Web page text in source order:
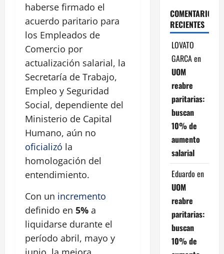
haberse firmado el
acuerdo paritario para
los Empleados de
Comercio por
actualización salarial, la
Secretaría de Trabajo,
Empleo y Seguridad
Social, dependiente del
Ministerio de Capital
Humano, aún no
oficializó la
homologación del
entendimiento.
Con un incremento
definido en 5% a
liquidarse durante el
período abril, mayo y
COMENTARIOS
RECIENTES
LOVATO
GARCAen
UOM
reabre
paritarias:
buscan
10% de
aumento
salarial
Eduardo en
UOM
reabre
paritarias:
buscan
10% de